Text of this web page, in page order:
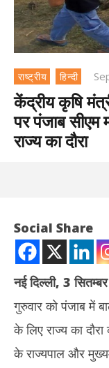
राष्ट्रीय हिन्दी
केंद्रीय कृषि
पर पंजाब सीएम
राज्य का दौरा
Social Share
नई दिल्ली, 3
गुरुवार को पंजाब में
के लिए राज्य का
के राज्यपाल और